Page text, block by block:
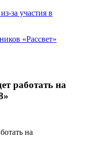
за участия в
«Рассвет»
работать на